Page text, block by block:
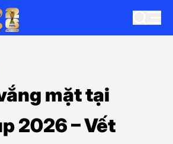
mặt tại
2026 – Vết